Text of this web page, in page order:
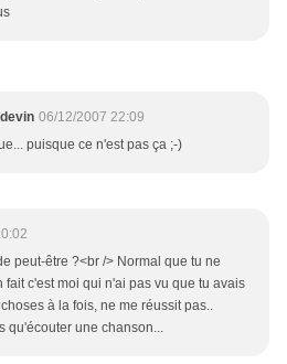
06/12/2007 22:09
puisque ce n'est pas ça ;-)
peut-être ?<br /> Normal que tu ne
fait c'est moi qui n'ai pas vu que tu avais
à la fois, ne me réussit pas..
qu'écouter une chanson...